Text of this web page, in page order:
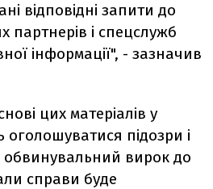
відповідні запити до
партнерів і спецслужб
інформації", - зазначив
цих матеріалів у
підозри і
обвинувальний вирок до
справи буде